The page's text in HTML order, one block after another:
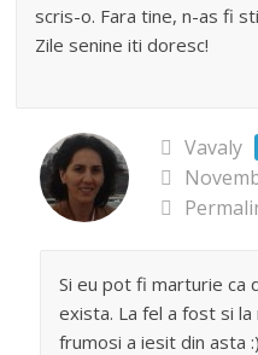
scris-o. Fara tine, n-as fi
Zile senine iti doresc!
Vavaly
Si eu pot fi marturie ca
exista. La fel a fost si
frumosi a iesit din asta